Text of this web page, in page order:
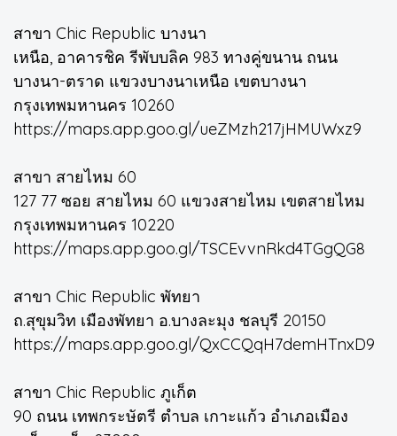
สาขา Chic Republic บางนา
เหนือ, อาคารชิค รีพับบลิค 983 ทางคู่ขนาน ถนน
บางนา-ตราด แขวงบางนาเหนือ เขตบางนา
กรุงเทพมหานคร 10260
https://maps.app.goo.gl/ueZMzh217jHMUWxz9
สาขา สายไหม 60
127 77 ซอย สายไหม 60 แขวงสายไหม เขตสายไหม
กรุงเทพมหานคร 10220
https://maps.app.goo.gl/TSCEvvnRkd4TGgQG8
สาขา Chic Republic พัทยา
ถ.สุขุมวิท เมืองพัทยา อ.บางละมุง ชลบุรี 20150
https://maps.app.goo.gl/QxCCQqH7demHTnxD9
สาขา Chic Republic ภูเก็ต
90 ถนน เทพกระษัตรี ตำบล เกาะแก้ว อำเภอเมือง